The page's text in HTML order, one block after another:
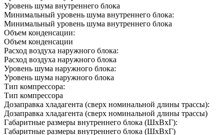
Уровень шума внутреннего блока
Минимальный уровень шума внутреннего блока:
Минимальный уровень шума внутреннего блока
Объем конденсации:
Объем конденсации
Расход воздуха наружного блока:
Расход воздуха наружного блока
Уровень шума наружного блока:
Уровень шума наружного блока
Тип компрессора:
Тип компрессора
Дозаправка хладагента (сверх номинальной длины трассы):
Дозаправка хладагента (сверх номинальной длины трассы)
Габаритные размеры внутреннего блока (ШxВxГ):
Габаритные размеры внутреннего блока (ШxВxГ)